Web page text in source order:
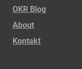
OKR Blog
About
Kontakt